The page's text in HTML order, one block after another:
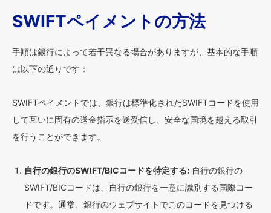
SWIFTペイメントの方法
手順は銀行によって若干異なる場合がありますが、基本的な手順
は以下の通りです：
SWIFTペイメントでは、銀行は標準化されたSWIFTコードを使用
して互いに固有の送金指示を送受信し、安全な国境を越える取引
を行うことができます。
自行の銀行のSWIFT/BICコードを特定する: 自行の銀行の
SWIFT/BICコードは、自行の銀行を一意に識別する国際コー
ドです。通常、銀行のウェブサイトでこのコードを見つける